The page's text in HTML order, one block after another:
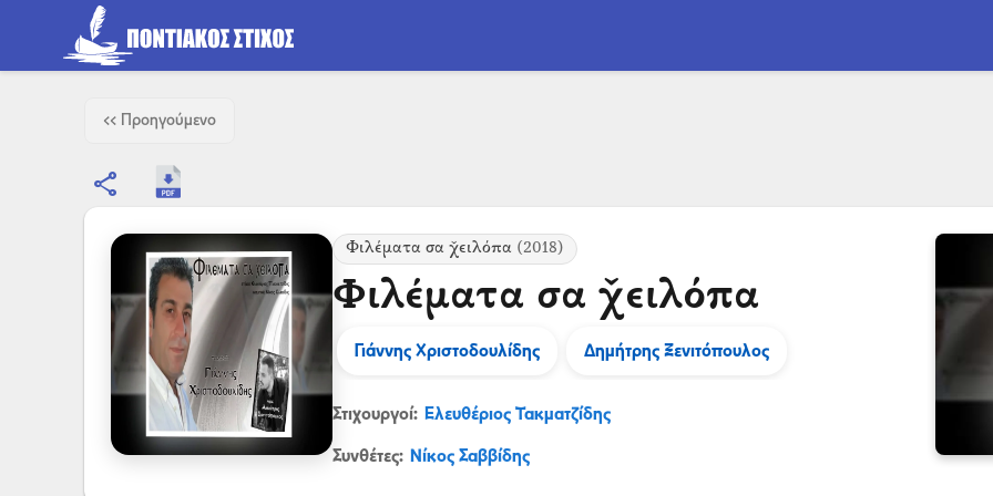
<< Προηγούμενο
share
Φιλέματα σα χ̌ειλόπα (2018)
Φιλέματα σα χ̌ειλόπα
Γιάννης Χριστοδουλίδης Δημήτρης Ξενιτόπουλος
Στιχουργοί: Ελευθέριος Τακματζίδης
Συνθέτες: Νίκος Σαββίδης